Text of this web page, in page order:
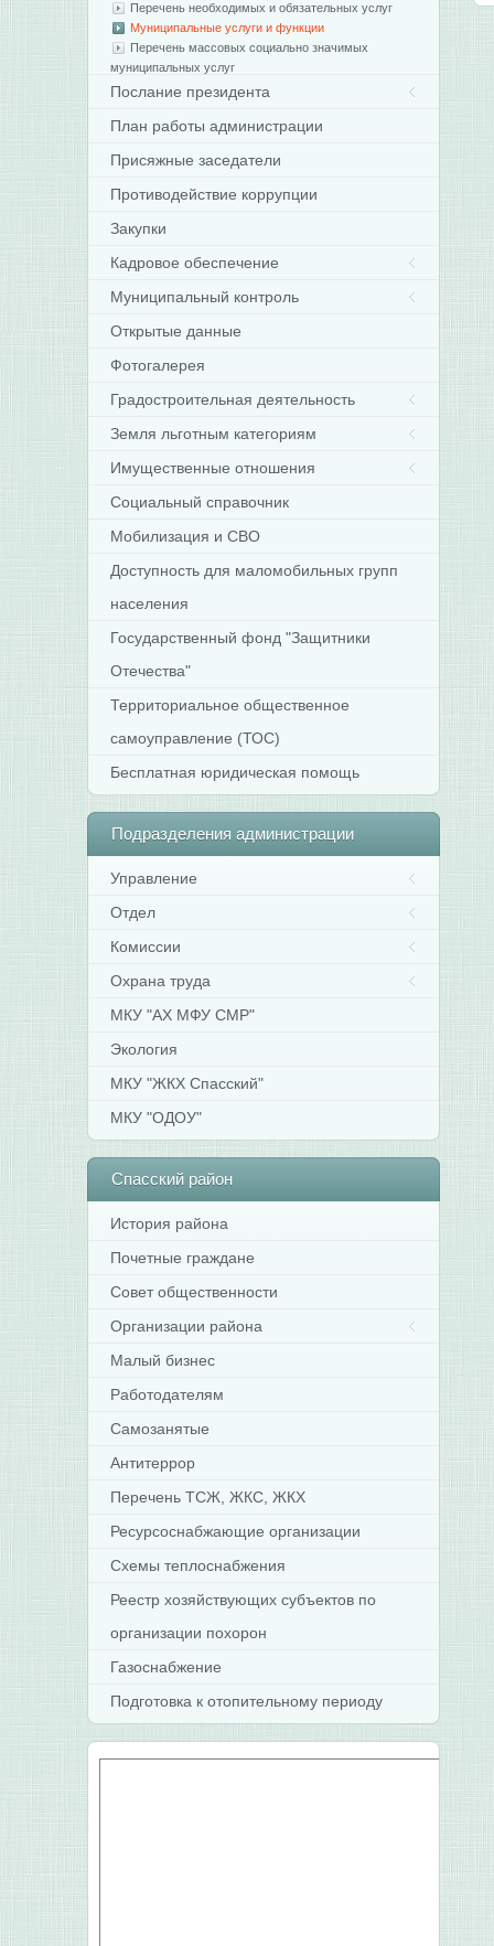
Перечень необходимых и обязательных услуг
Муниципальные услуги и функции
Перечень массовых социально значимых
муниципальных услуг
Послание президента
План работы администрации
Присяжные заседатели
Противодействие коррупции
Закупки
Кадровое обеспечение
Муниципальный контроль
Открытые данные
Фотогалерея
Градостроительная деятельность
Земля льготным категориям
Имущественные отношения
Социальный справочник
Мобилизация и СВО
Доступность для маломобильных групп
населения
Государственный фонд "Защитники
Отечества"
Территориальное общественное
самоуправление (ТОС)
Бесплатная юридическая помощь
Подразделения администрации
Управление
Отдел
Комиссии
Охрана труда
МКУ "АХ МФУ СМР"
Экология
МКУ "ЖКХ Спасский"
МКУ "ОДОУ"
Спасскийрайон
История района
Почетные граждане
Совет общественности
Организации района
Малый бизнес
Работодателям
Самозанятые
Антитеррор
Перечень ТСЖ, ЖКС, ЖКХ
Ресурсоснабжающие организации
Схемы теплоснабжения
Реестр хозяйствующих субъектов по
организации похорон
Газоснабжение
Подготовка к отопительному периоду